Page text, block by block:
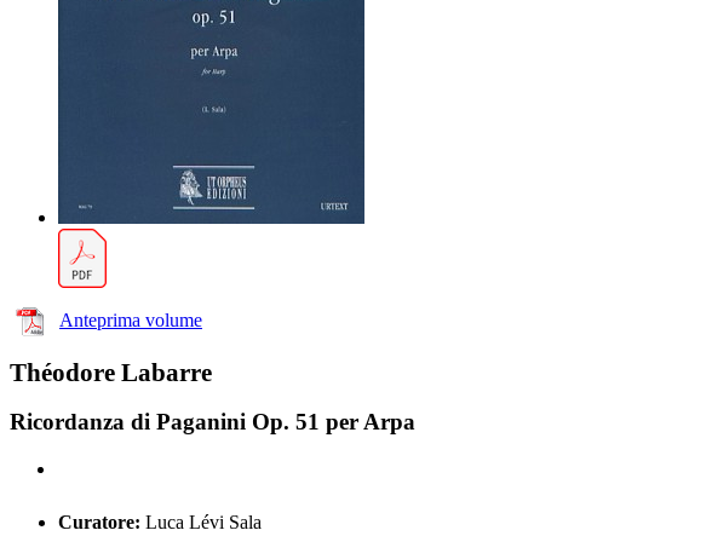
Anteprima volume
Théodore Labarre
Ricordanza di Paganini Op. 51 per Arpa
Curatore: Luca Lévi Sala